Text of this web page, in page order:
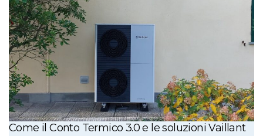
Come il Conto Termico 3.0 e le soluzioni Vaillant